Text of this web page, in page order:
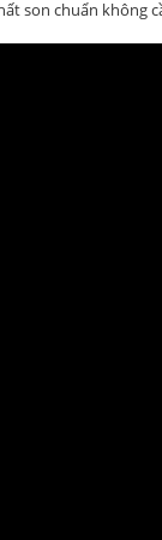
son chuẩn